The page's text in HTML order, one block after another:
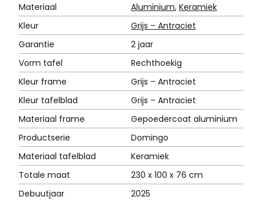
Materiaal
Aluminium, Keramiek
Kleur
Grijs – Antraciet
Garantie
2 jaar
Vorm tafel
Rechthoekig
Kleur frame
Grijs – Antraciet
Kleur tafelblad
Grijs – Antraciet
Materiaal frame
Gepoedercoat aluminium
Productserie
Domingo
Materiaal tafelblad
Keramiek
Totale maat
230 x 100 x 76 cm
Debuutjaar
2025